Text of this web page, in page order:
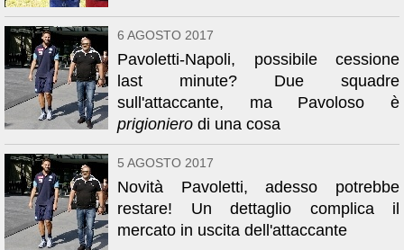
6 AGOSTO 2017
Pavoletti-Napoli, possibile cessione
last minute? Due squadre
sull'attaccante, ma Pavoloso è
prigioniero di una cosa
5 AGOSTO 2017
Novità Pavoletti, adesso potrebbe
restare! Un dettaglio complica il
mercato in uscita dell'attaccante